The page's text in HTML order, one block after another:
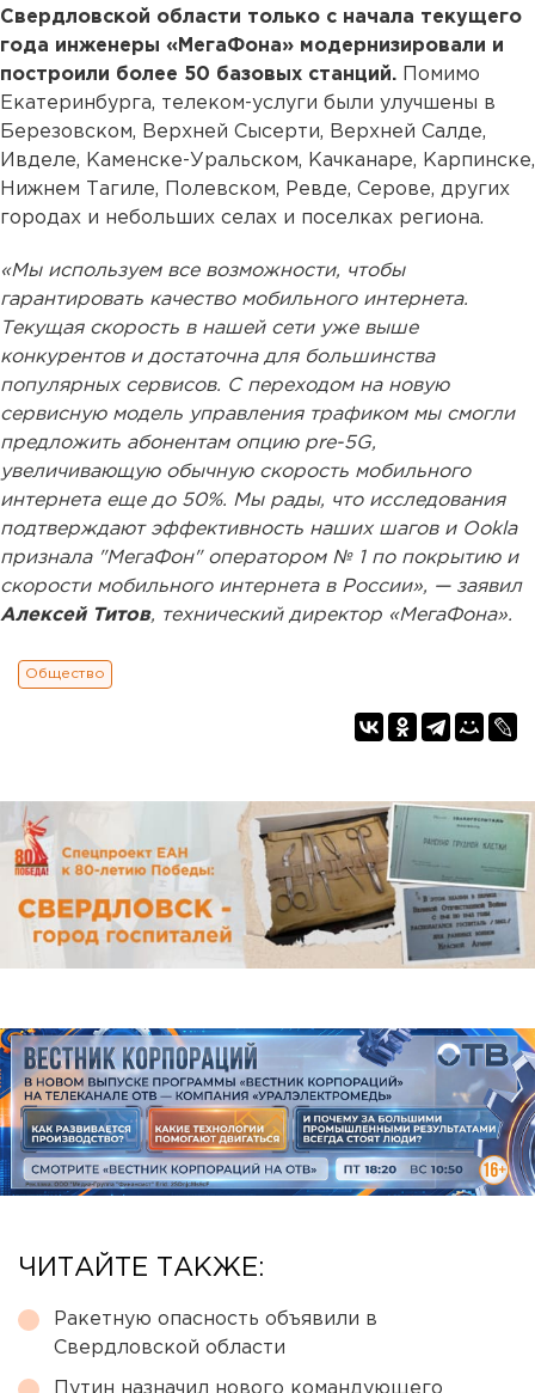
Свердловской области только с начала текущего
года инженеры «МегаФона» модернизировали и
построили более 50 базовых станций. Помимо
Екатеринбурга, телеком-услуги были улучшены в
Березовском, Верхней Сысерти, Верхней Салде,
Ивделе, Каменске-Уральском, Качканаре, Карпинске,
Нижнем Тагиле, Полевском, Ревде, Серове, других
городах и небольших селах и поселках региона.
«Мы используем все возможности, чтобы
гарантировать качество мобильного интернета.
Текущая скорость в нашей сети уже выше
конкурентов и достаточна для большинства
популярных сервисов. С переходом на новую
сервисную модель управления трафиком мы смогли
предложить абонентам опцию pre-5G,
увеличивающую обычную скорость мобильного
интернета еще до 50%. Мы рады, что исследования
подтверждают эффективность наших шагов и Ookla
признала "МегаФон" оператором № 1 по покрытию и
скорости мобильного интернета в России», — заявил
Алексей Титов, технический директор «МегаФона».
Общество
ЧИТАЙТЕ ТАКЖЕ:
Ракетную опасность объявили в
Свердловской области
Путин назначил нового командующего